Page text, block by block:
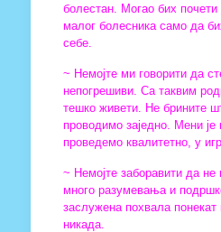
болестан. Могао бих
малог болесника само да
себе.
~ Немојте ми говорити да
непогрешиви. Са таквим
тешко живети. Не брините
проводимо заједно. Мени
проведемо квалитетно, у
~ Немојте заборавити да не
много разумевања и
заслужена похвала
никада.